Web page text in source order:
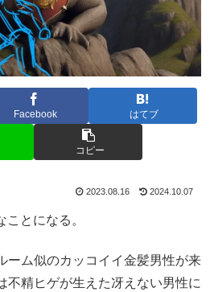
Facebook はてブ
コピー
2023.08.16 2024.10.07
とになる。
ーム似のカッコイイ金髪男性が来
不精ヒゲが生えた冴えない男性に